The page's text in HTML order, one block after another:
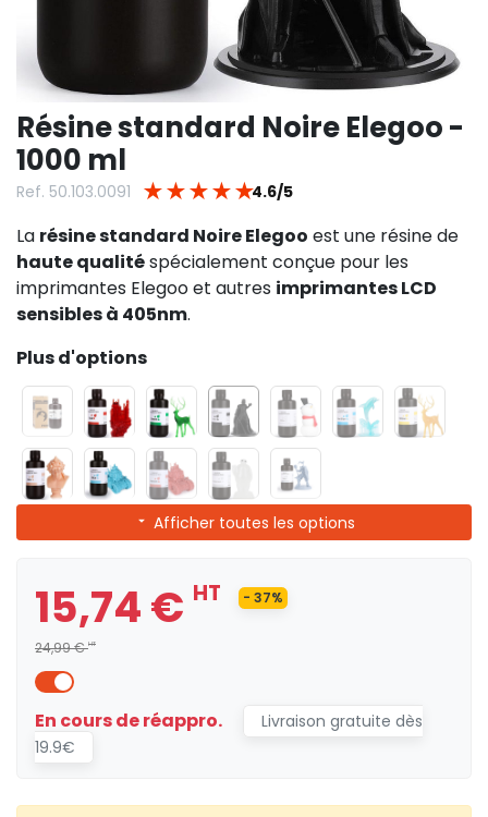
Résine standard Noire Elegoo -
1000 ml
Ref. 50.103.0091 ★ ★ ★ ★ ★4.6/5
La résine standard Noire Elegoo est une résine de
haute qualitéspécialement conçue pour les
imprimantes Elegoo et autres imprimantes LCD
sensibles à 405nm.
Plus d'options
Afficher toutes les options
15,74 € HT
24,99 €HT
- 37%
En cours de réappro.
Livraison gratuite dès
19.9€